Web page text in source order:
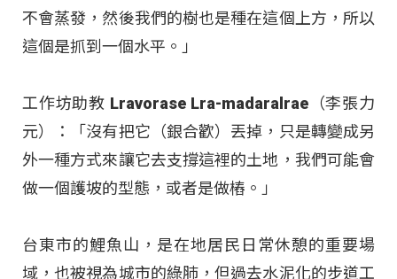
不會蒸發，然後我們的樹也是種在這個上方，所以
這個是抓到一個水平。」​
工作坊助教 Lravorase Lra-madaralrae（李張力
元）：「沒有把它（銀合歡）丟掉，只是轉變成另
外一種方式來讓它去支撐這裡的土地，我們可能會
做一個護坡的型態，或者是做樁。」​
台東市的鯉魚山，是在地居民日常休憩的重要場
域，也被視為城市的綠肺，但過去水泥化的步道工